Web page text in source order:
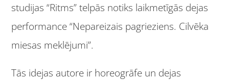
studijas “Ritms” telpās notiks laikmetīgās dejas
performance “Nepareizais pagrieziens. Cilvēka
miesas meklējumi”.
Tās idejas autore ir horeogrāfe un dejas